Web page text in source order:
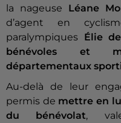
la nageuse Léane
d’agent en
paralympiques Élie
bénévoles et
départementaux
Au-delà de leur
permis de mettre en
du bénévolat,